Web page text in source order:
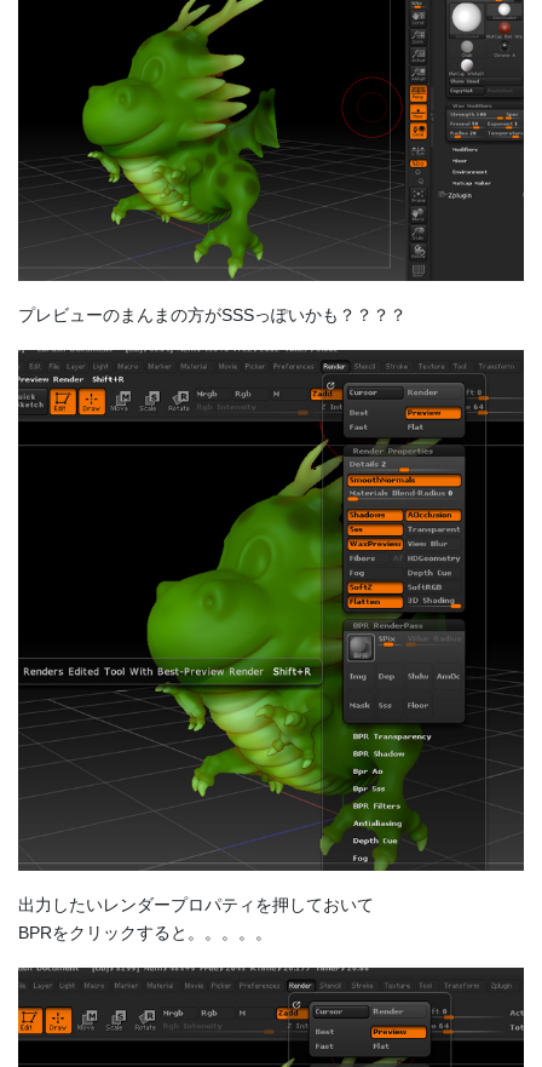
プレビューのまんまの方がSSSっぽいかも？？？？
出力したいレンダープロパティを押しておいて
BPRをクリックすると。。。。。